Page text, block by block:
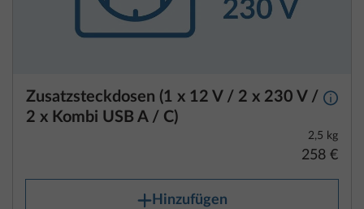
Zusatzsteckdosen (1 x 12 V / 2 x 230 V /
2 x Kombi USB A / C)
Mehr
2,5 kg
258 €
Hinzufügen